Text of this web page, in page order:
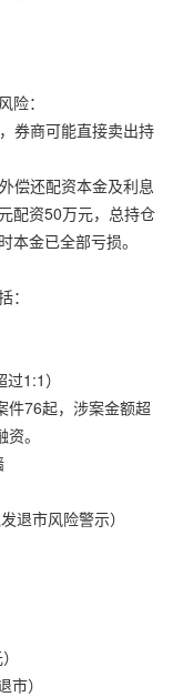
险：
券商可能直接卖出持
偿还配资本金及利息
配资50万元，总持仓
金已全部亏损。
：
1:1）
件76起，涉案金额超
。
退市风险警示）
）